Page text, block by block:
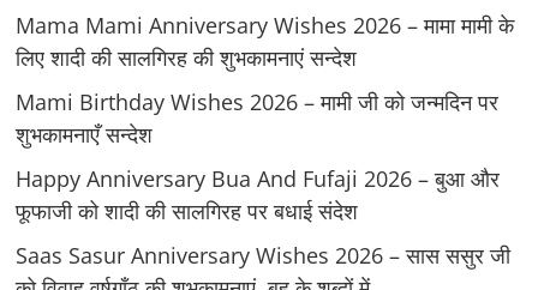
Mama Mami Anniversary Wishes 2026 – मामा मामी के
लिए शादी की सालगिरह की शुभकामनाएं सन्देश
Mami Birthday Wishes 2026 – मामी जी को जन्मदिन पर
शुभकामनाएँ सन्देश
Happy Anniversary Bua And Fufaji 2026 – बुआ और
फूफाजी को शादी की सालगिरह पर बधाई संदेश
Saas Sasur Anniversary Wishes 2026 – सास ससुर जी